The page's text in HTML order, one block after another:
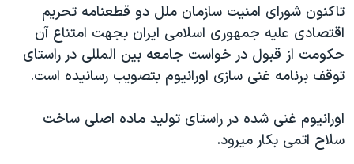
حقوق شهروندی
اقتصادی
علم و فناوری
اسرائیل در جنگ
گالری عکس
انتخابات ریاست جمهوری آمریکا ۲۰۲۴
حمله جمهوری اسلامی به اسرائیل
رمز مهسا
ورزش زنان در ایران
اعتراضات زن، زندگی، آزادی
زبانهای مختلف
تاکنون شورای امنيت سازمان ملل دو قطعنامه تحريم
اقتصادی عليه جمهوری اسلامی ايران بجهت امتناع آن
حکومت از قبول در خواست جامعه بين المللی در راستای
توقف برنامه غنی سازی اورانيوم بتصويب رسانيده است.
اورانيوم غنی شده در راستای توليد ماده اصلی ساخت
سلاح اتمی بکار ميرود.